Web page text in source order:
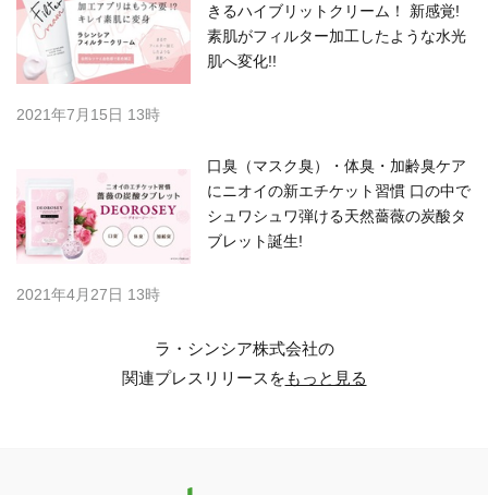
きるハイブリットクリーム！ 新感覚!
素肌がフィルター加工したような水光
肌へ変化!!
2021年7月15日 13時
口臭（マスク臭）・体臭・加齢臭ケア
にニオイの新エチケット習慣 口の中で
シュワシュワ弾ける天然薔薇の炭酸タ
ブレット誕生!
2021年4月27日 13時
ラ・シンシア株式会社の
関連プレスリリースをもっと見る